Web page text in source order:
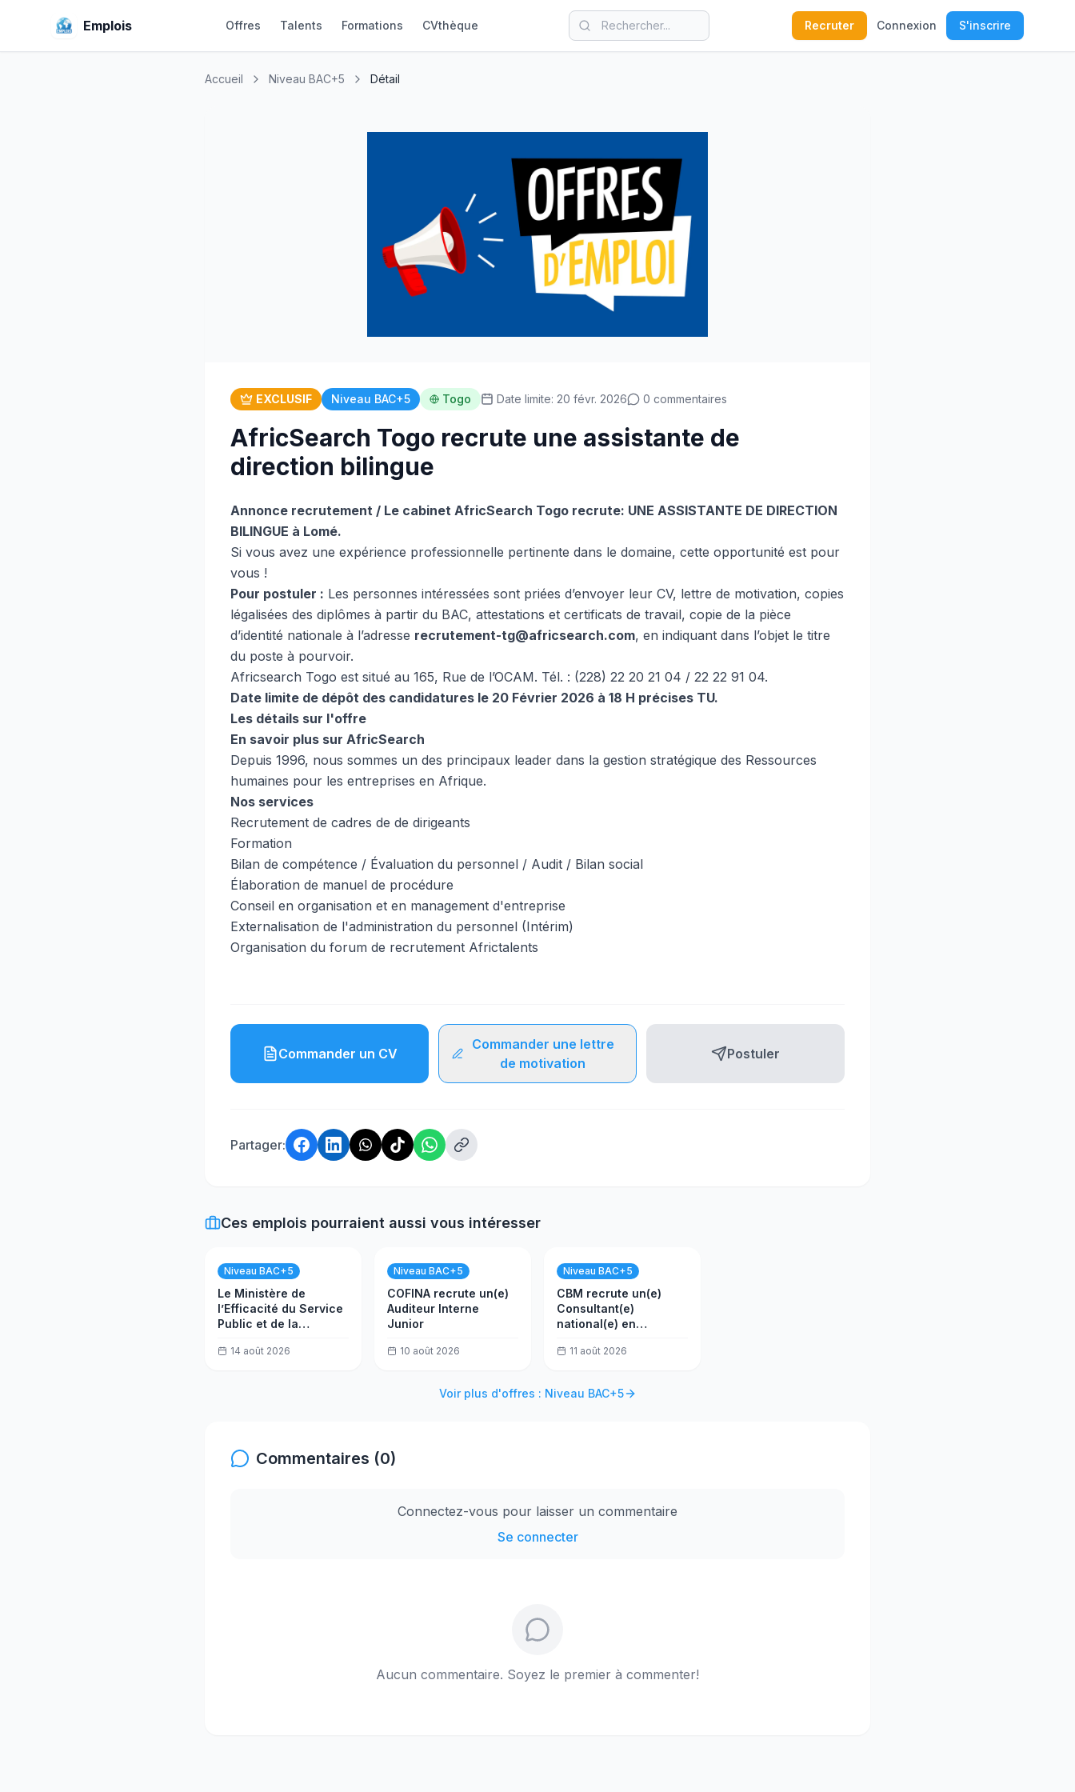
Emplois Offres Talents Formations CVthèque Recruter Connexion S'inscrire
Accueil Niveau BAC+5 Détail
EXCLUSIF Niveau BAC+5 Togo Date limite: 20 févr. 2026 0 commentaires
AfricSearch Togo recrute une assistante de
direction bilingue
Annonce recrutement / Le cabinet AfricSearch Togo recrute: UNE ASSISTANTE DE DIRECTION
BILINGUE à Lomé.
Si vous avez une expérience professionnelle pertinente dans le domaine, cette opportunité est pour
vous !
Pour postuler : Les personnes intéressées sont priées d’envoyer leur CV, lettre de motivation, copies
légalisées des diplômes à partir du BAC, attestations et certificats de travail, copie de la pièce
d’identité nationale à l’adresse recrutement-tg@africsearch.com, en indiquant dans l’objet le titre
du poste à pourvoir.
Africsearch Togo est situé au 165, Rue de l’OCAM. Tél. : (228) 22 20 21 04 / 22 22 91 04.
Date limite de dépôt des candidatures le 20 Février 2026 à 18 H précises TU.
Les détails sur l'offre
En savoir plus sur AfricSearch
Depuis 1996, nous sommes un des principaux leader dans la gestion stratégique des Ressources
humaines pour les entreprises en Afrique.
Nos services
Recrutement de cadres de de dirigeants
Formation
Bilan de compétence / Évaluation du personnel / Audit / Bilan social
Élaboration de manuel de procédure
Conseil en organisation et en management d'entreprise
Externalisation de l'administration du personnel (Intérim)
Organisation du forum de recrutement Africtalents
Commander un CV
Commander une lettre
de motivation
Postuler
Partager:
Ces emplois pourraient aussi vous intéresser
Niveau BAC+5
Le Ministère de
l’Efficacité du Service
Public et de la
(MESPTN) recrute
14 août 2026
Niveau BAC+5
COFINA recrute un(e)
Auditeur Interne
Junior
10 août 2026
Niveau BAC+5
CBM recrute un(e)
Consultant(e)
national(e) en
11 août 2026
Voir plus d'offres : Niveau BAC+5
Commentaires (0)
Connectez-vous pour laisser un commentaire
Se connecter
Aucun commentaire. Soyez le premier à commenter!